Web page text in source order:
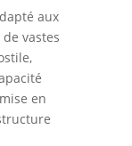
aux
vastes
en